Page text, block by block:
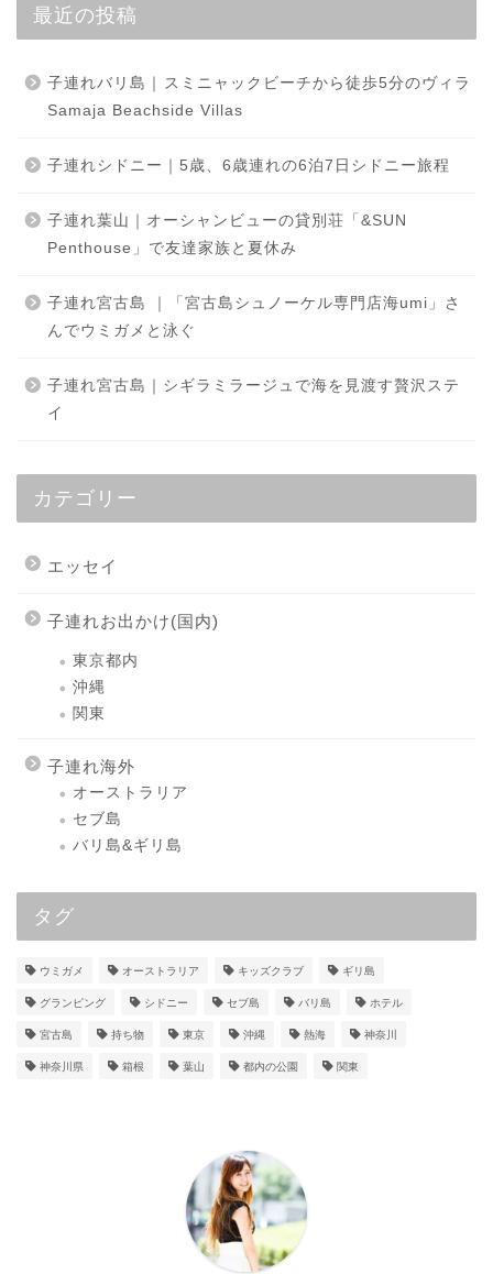
最近の投稿
子連れバリ島｜スミニャックビーチから徒歩5分のヴィラ
Samaja Beachside Villas
子連れシドニー｜5歳、6歳連れの6泊7日シドニー旅程
子連れ葉山｜オーシャンビューの貸別荘「&SUN
Penthouse」で友達家族と夏休み
子連れ宮古島 ｜「宮古島シュノーケル専門店海umi」さ
んでウミガメと泳ぐ
子連れ宮古島｜シギラミラージュで海を見渡す贅沢ステ
イ
カテゴリー
エッセイ
子連れお出かけ(国内)
東京都内
沖縄
関東
子連れ海外
オーストラリア
セブ島
バリ島&ギリ島
タグ
ウミガメ オーストラリア キッズクラブ ギリ島
グランピング シドニー セブ島 バリ島 ホテル
宮古島 持ち物 東京 沖縄 熱海 神奈川
神奈川県 箱根 葉山 都内の公園 関東